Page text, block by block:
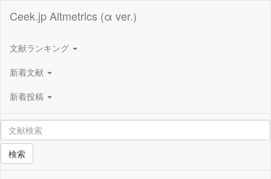
Ceek.jp Altmetrics (α ver.)
文献ランキング
新着文献
新着投稿
検索